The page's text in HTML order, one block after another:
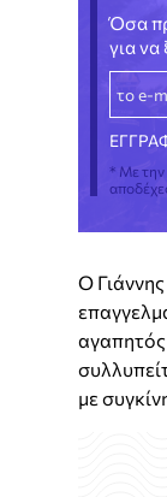
Όσα
για να
* Με την
Ο
αγαπητός
με